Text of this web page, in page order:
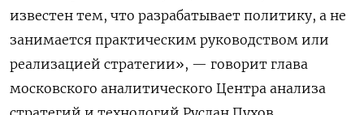
известен тем, что разрабатывает политику, а не
занимается практическим руководством или
реализацией стратегии», — говорит глава
московского аналитического Центра анализа